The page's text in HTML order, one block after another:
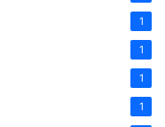
1
1
1
1